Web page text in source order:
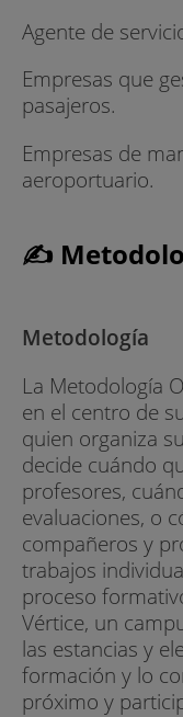
Agente de
Empresas que
pasajeros.
Empresas de
aeroportuario.
✍
Metodología
La Metodología
en el centro de
quien organiza
decide cuándo
profesores,
evaluaciones, o
compañeros y
trabajos
proceso
Vértice, un
las estancias y
formación y lo
próximo y